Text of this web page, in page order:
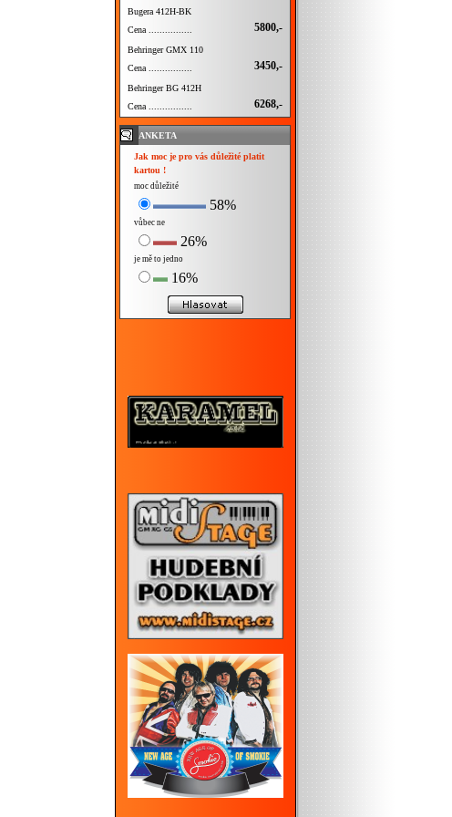
Bugera 412H-BK
Cena ................
5800,-
Behringer GMX 110
Cena ................
3450,-
Behringer BG 412H
Cena ................
6268,-
ANKETA
Jak moc je pro vás důležité platit
kartou !
moc důležité
58%
vůbec ne
26%
je mě to jedno
16%